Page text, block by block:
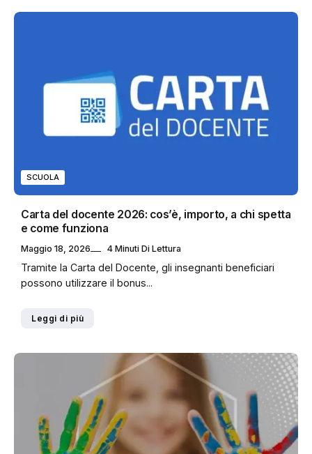
SCUOLA
Carta del docente 2026: cos’è, importo, a chi spetta
e come funziona
Maggio 18, 2026 4 Minuti Di Lettura
Tramite la Carta del Docente, gli insegnanti beneficiari
possono utilizzare il bonus...
Leggi di più